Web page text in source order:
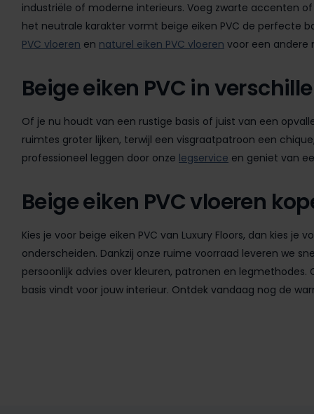
industriële of moderne interieurs. Voeg zwarte accenten
het neutrale karakter vormt beige eiken PVC de perfecte
PVC vloeren en naturel eiken PVC vloeren voor een andere
Beige eiken PVC in
Of je nu houdt van een rustige basis of juist van een
ruimtes groter lijken, terwijl een visgraatpatroon een
professioneel leggen door onze legservice en geniet van
Beige eiken PVC vloeren
Kies je voor beige eiken PVC van Luxury Floors, dan kies
onderscheiden. Dankzij onze ruime voorraad leveren we
persoonlijk advies over kleuren, patronen en
basis vindt voor jouw interieur. Ontdek vandaag nog de